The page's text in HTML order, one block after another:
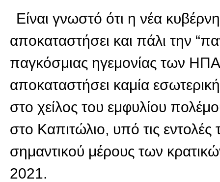
Είναι γνωστό ότι η νέα
αποκαταστήσει και πάλι την
παγκόσμιας ηγεμονίας των
αποκαταστήσει καμία
στο χείλος του εμφυλίου
στο Καπιτώλιο, υπό τις
σημαντικού μέρους των
2021.